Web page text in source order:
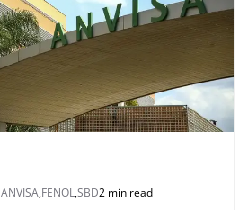
ANVISA,FENOL,SBD2 min read